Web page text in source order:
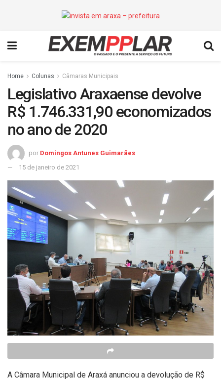
Home Colunas Câmaras Municipais
Legislativo Araxaense devolve
R$ 1.746.331,90 economizados
no ano de 2020
por Domingos Antunes Guimarães
15 de janeiro de 2021
A Câmara Municipal de Araxá anunciou a devolução de R$